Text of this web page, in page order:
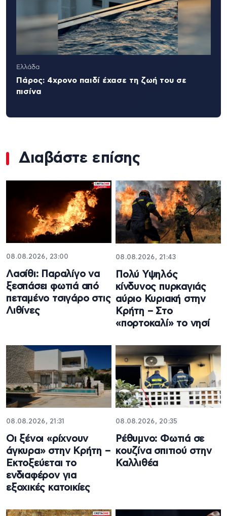
Ελλάδα
Πάρος: 4χρονο παιδί έχασε τη ζωή του σε
πισίνα
Διαβάστε επίσης
08.08.2026, 23:00
Λασίθι: Παραλίγο να
ξεσπάσει φωτιά από
πεταμένο τσιγάρο στις
Λιθίνες
08.08.2026, 21:43
Πολύ Υψηλός
κίνδυνος πυρκαγιάς
αύριο Κυριακή στην
Κρήτη – Στο
«πορτοκαλί» το νησί
08.08.2026, 21:31
Οι ξένοι «ρίχνουν
άγκυρα» στην Κρήτη –
Εκτοξεύεται το
ενδιαφέρον για
εξοχικές κατοικίες
08.08.2026, 20:35
Ρέθυμνο: Φωτιά σε
κουζίνα σπιτιού στην
Καλλιθέα